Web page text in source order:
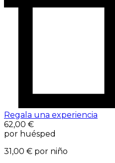
Regala una experiencia
62,00 €
por huésped
31,00 € por niño